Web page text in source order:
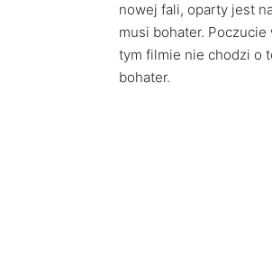
nowej fali, oparty jest
musi bohater.
tym filmie nie chodzi o
bohater.